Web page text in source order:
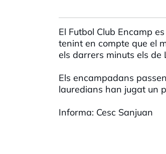
El Futbol Club Encamp
tenint en compte que el
els darrers minuts els de
Els encampadans
lauredians han jugat un
Informa: Cesc Sanjuan